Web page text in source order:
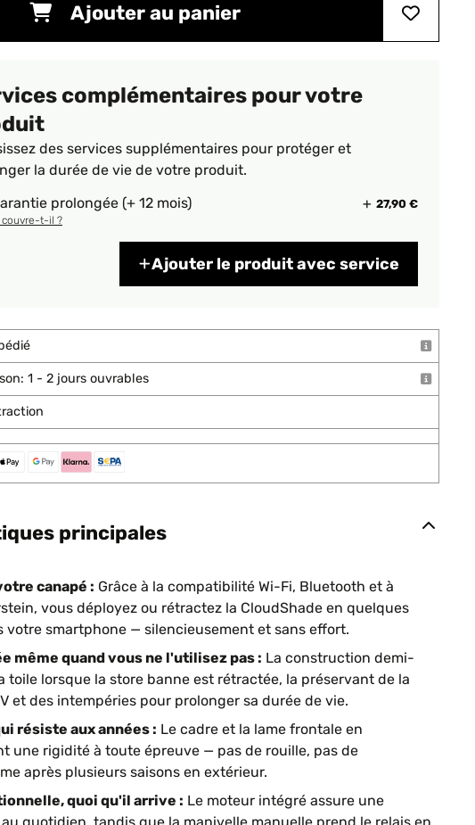
Ajouter au panier
complémentaires pour votre
des services supplémentaires pour protéger et
la durée de vie de votre produit.
prolongée (+ 12 mois)
27,90 €
couvre-t-il ?
Ajouter le produit avec service
1 - 2 jours ouvrables
principales
canapé : Grâce à la compatibilité Wi-Fi, Bluetooth et à
vous déployez ou rétractez la CloudShade en quelques
votre smartphone — silencieusement et sans effort.
même quand vous ne l'utilisez pas : La construction demi-
toile lorsque la store banne est rétractée, la préservant de la
et des intempéries pour prolonger sa durée de vie.
résiste aux années : Le cadre et la lame frontale en
une rigidité à toute épreuve — pas de rouille, pas de
après plusieurs saisons en extérieur.
quoi qu'il arrive : Le moteur intégré assure une